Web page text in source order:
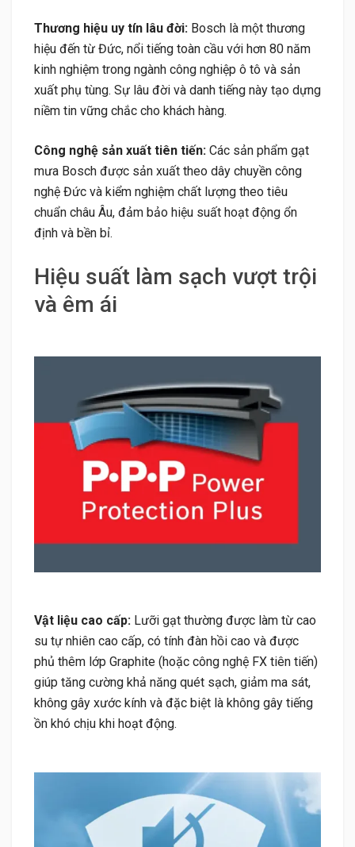
Thương hiệu uy tín lâu đời: Bosch là một thương
hiệu đến từ Đức, nổi tiếng toàn cầu với hơn 80 năm
kinh nghiệm trong ngành công nghiệp ô tô và sản
xuất phụ tùng. Sự lâu đời và danh tiếng này tạo dựng
niềm tin vững chắc cho khách hàng.
Công nghệ sản xuất tiên tiến: Các sản phẩm gạt
mưa Bosch được sản xuất theo dây chuyền công
nghệ Đức và kiểm nghiệm chất lượng theo tiêu
chuẩn châu Âu, đảm bảo hiệu suất hoạt động ổn
định và bền bỉ.
Hiệu suất làm sạch vượt trội
và êm ái
Vật liệu cao cấp: Lưỡi gạt thường được làm từ cao
su tự nhiên cao cấp, có tính đàn hồi cao và được
phủ thêm lớp Graphite (hoặc công nghệ FX tiên tiến)
giúp tăng cường khả năng quét sạch, giảm ma sát,
không gây xước kính và đặc biệt là không gây tiếng
ồn khó chịu khi hoạt động.